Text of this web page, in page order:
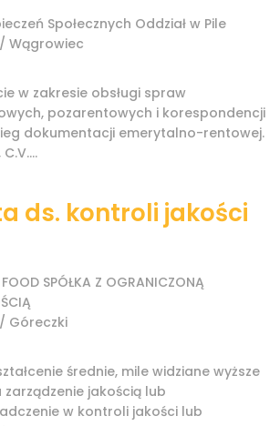
Społecznych Oddział w Pile
Wągrowiec
w zakresie obsługi spraw
pozarentowych i korespondencji
dokumentacji emerytalno-rentowej.
ds. kontroli jakości
SPÓŁKA Z OGRANICZONĄ
Góreczki
średnie, mile widziane wyższe
jakością lub
w kontroli jakości lub